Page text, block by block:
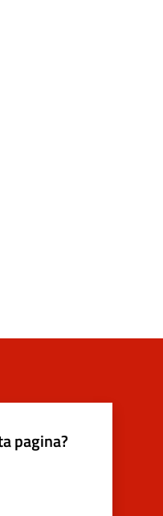
pagina?